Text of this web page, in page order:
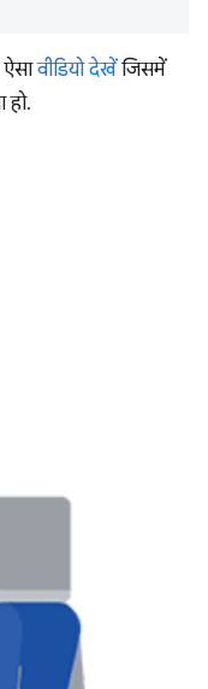
ऐसावीडियो देखें जिसमें
हो.